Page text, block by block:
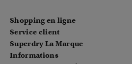
Shopping en ligne
Service client
Superdry La Marque
Informations